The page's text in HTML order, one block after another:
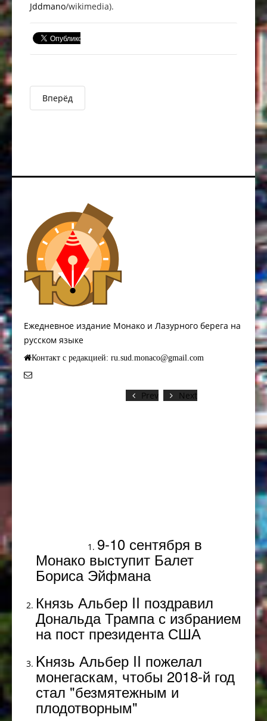
Jddmano/wikimedia).
Вперёд
Ежедневное издание Монако и Лазурного берега на
русском языке
Контакт с редакцией: ru.sud.monaco@gmail.com
Prev Next
9-10 сентября в
Монако выступит Балет
Бориса Эйфмана
Князь Альбер II поздравил
Дональда Трампа с избранием
на пост президента США
Kнязь Альбер II пожелал
монегаскам, чтобы 2018-й год
стал "безмятежным и
плодотворным"